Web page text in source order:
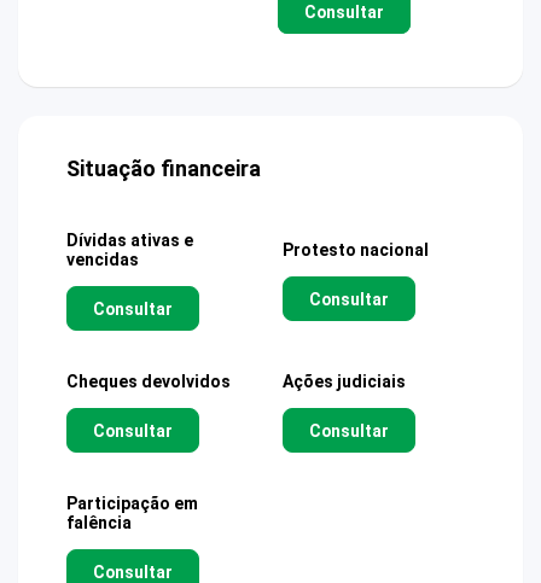
Consultar
Situação financeira
Dívidas ativas e
vencidas
Consultar
Protesto nacional
Consultar
Cheques devolvidos
Consultar
Ações judiciais
Consultar
Participação em
falência
Consultar